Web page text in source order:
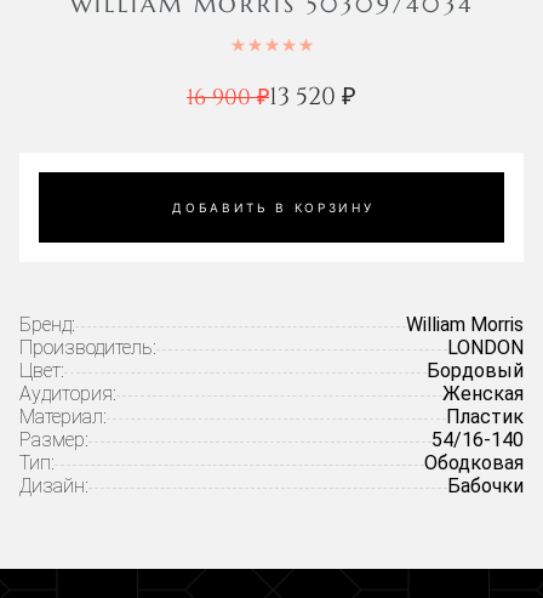
16 900₽13 520 ₽
ДОБАВИТЬ В КОРЗИНУ
Бренд:
William Morris
Производитель:
LONDON
Цвет:
Бордовый
Аудитория:
Женская
Материал:
Пластик
Размер:
54/16-140
Тип:
Ободковая
Дизайн:
Бабочки